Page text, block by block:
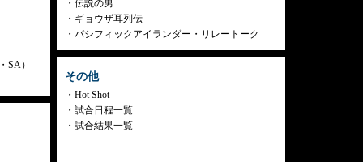
SA）
伝説の男
ギョウザ耳列伝
パシフィックアイランダー・リレートーク
その他
Hot Shot
試合日程一覧
試合結果一覧